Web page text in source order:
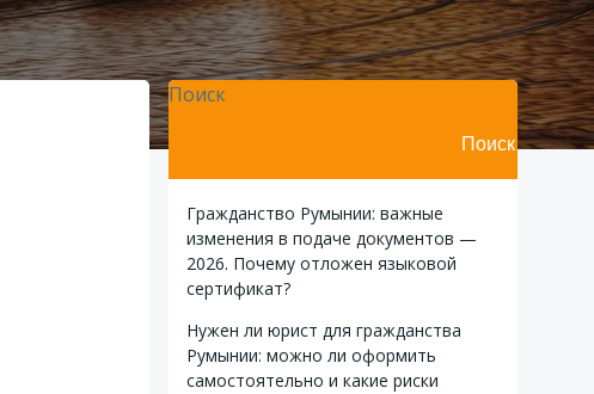
Поиск
Поиск
Гражданство Румынии: важные
изменения в подаче документов —
2026. Почему отложен языковой
сертификат?
Нужен ли юрист для гражданства
Румынии: можно ли оформить
самостоятельно и какие риски